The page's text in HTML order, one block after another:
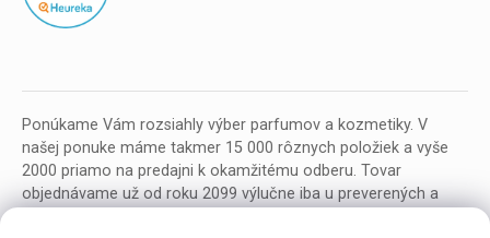
Ponúkame Vám rozsiahly výber parfumov a kozmetiky. V
našej ponuke máme takmer 15 000 rôznych položiek a vyše
2000 priamo na predajni k okamžitému odberu. Tovar
objednávame už od roku 2099 výlučne iba u preverených a